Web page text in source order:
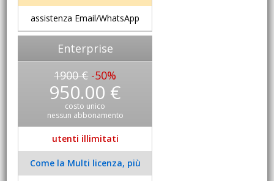
assistenza Email/WhatsApp
Enterprise
1900 € -50%
950.00 €
costo unico
nessun abbonamento
utenti illimitati
Come la Multi licenza, più